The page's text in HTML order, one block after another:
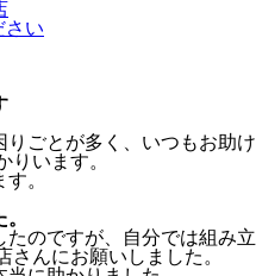
さい
ごとが多く、いつもお助け
りいます。
。
のですが、自分では組み立
んにお願いしました。